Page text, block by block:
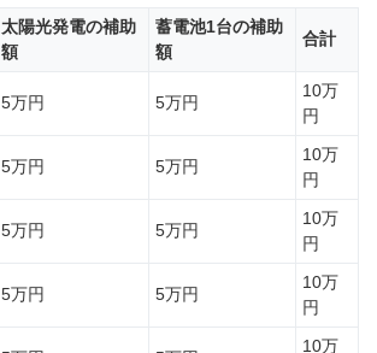
太陽光発電の補助
額
蓄電池1台の補助
額
合計
5万円 5万円
10万
円
5万円 5万円
10万
円
5万円 5万円
10万
円
5万円 5万円
10万
円
10万